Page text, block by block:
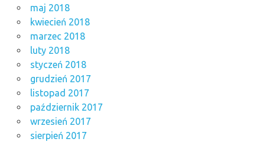
maj 2018
kwiecień 2018
marzec 2018
luty 2018
styczeń 2018
grudzień 2017
listopad 2017
październik 2017
wrzesień 2017
sierpień 2017